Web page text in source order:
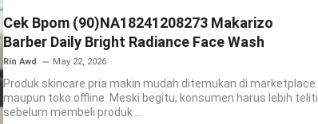
Cek Bpom (90)NA18241208273 Makarizo
Barber Daily Bright Radiance Face Wash
Rin Awd May 22, 2026
Produk skincare pria makin mudah ditemukan di marketplace
maupun toko offline. Meski begitu, konsumen harus lebih teliti
sebelum membeli produk ...